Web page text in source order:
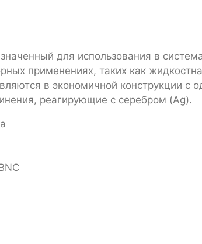
для использования в
применениях, таких как
в экономичной конструкции с
реагирующие с серебром (Ag).